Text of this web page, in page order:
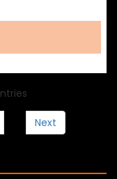
Next